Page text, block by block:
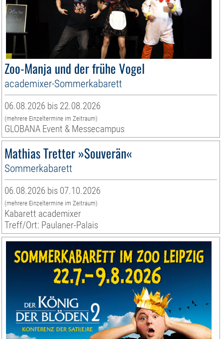
Zoo-Manja und der frühe Vogel
academixer-Sommerkabarett
06.08.2026 bis 22.08.2026
(mehrere Einzeltermine im Zeitraum)
GLOBANA Event & Messecampus
Mathias Tretter »Souverän«
Sommerkabarett
06.08.2026 bis 07.10.2026
(mehrere Einzeltermine im Zeitraum)
Kabarett academixer
Treff/Ort: Paulaner-Palais